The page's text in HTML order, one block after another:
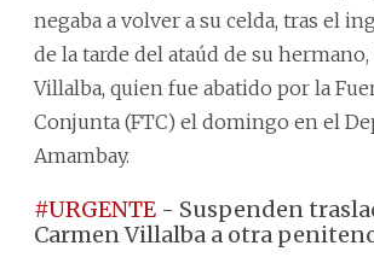
negaba a volver a su celda, tras el
de la tarde del ataúd de su hermano,
Villalba, quien fue abatido por la
Conjunta (FTC) el domingo en el
Amambay.
#URGENTE - Suspenden
Carmen Villalba a otra